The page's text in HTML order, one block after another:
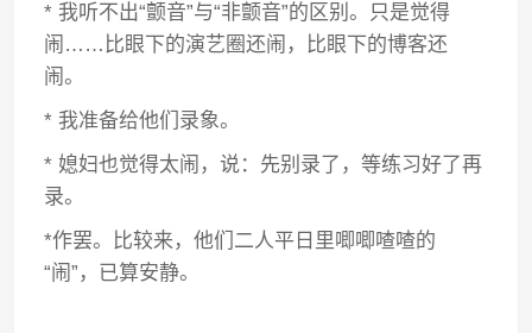
* 我听不出“颤音”与“非颤音”的区别。只是觉得
闹……比眼下的演艺圈还闹，比眼下的博客还
闹。
* 我准备给他们录象。
* 媳妇也觉得太闹，说：先别录了，等练习好了再
录。
*作罢。比较来，他们二人平日里唧唧喳喳的
“闹”，已算安静。